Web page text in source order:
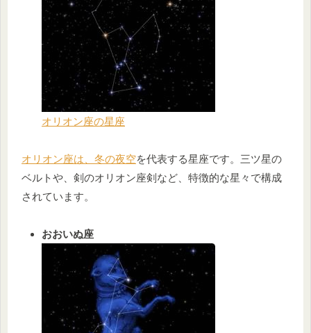
オリオン座の星座
オリオン座は、冬の夜空を代表する星座です。三ツ星の
ベルトや、剣のオリオン座剣など、特徴的な星々で構成
されています。
おおいぬ座